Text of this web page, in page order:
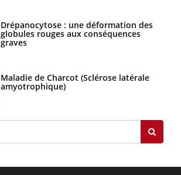
Drépanocytose : une déformation des
globules rouges aux conséquences
graves
Maladie de Charcot (Sclérose latérale
amyotrophique)